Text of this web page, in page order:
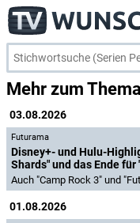
Mehr zum
03.08.2026
Futurama
Disney+- und Hulu-
Shards" und das Ende
Auch "Camp Rock 3" und
01.08.2026